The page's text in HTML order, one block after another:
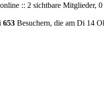
:: 2 sichtbare Mitglieder,
653 Besuchern, die am Di 14